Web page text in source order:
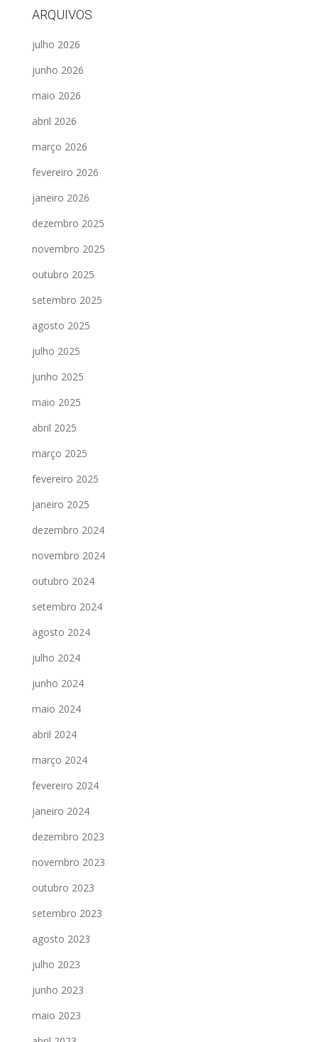
ARQUIVOS
julho 2026
junho 2026
maio 2026
abril 2026
março 2026
fevereiro 2026
janeiro 2026
dezembro 2025
novembro 2025
outubro 2025
setembro 2025
agosto 2025
julho 2025
junho 2025
maio 2025
abril 2025
março 2025
fevereiro 2025
janeiro 2025
dezembro 2024
novembro 2024
outubro 2024
setembro 2024
agosto 2024
julho 2024
junho 2024
maio 2024
abril 2024
março 2024
fevereiro 2024
janeiro 2024
dezembro 2023
novembro 2023
outubro 2023
setembro 2023
agosto 2023
julho 2023
junho 2023
maio 2023